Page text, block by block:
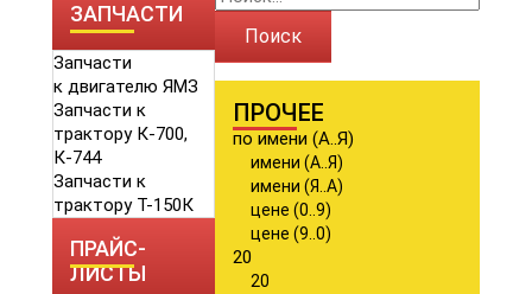
ЗАПЧАСТИ
Запчасти
к двигателю ЯМЗ
Запчасти к
трактору К-700,
К-744
Запчасти к
трактору Т-150К
ПРАЙС-
ЛИСТЫ
Поиск
ПРОЧЕЕ
по имени (А..Я)
имени (А..Я)
имени (Я..А)
цене (0..9)
цене (9..0)
20
20